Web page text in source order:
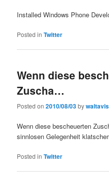
Installed Windows Phone
Posted in Twitter
Wenn diese
Zuscha…
Posted on2010/08/03by
Wenn diese bescheuerten
sinnlosen Gelegenheit
Posted in Twitter